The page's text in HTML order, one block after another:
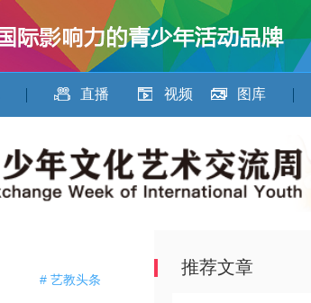
直播 视频 图库
# 艺教头条
推荐文章